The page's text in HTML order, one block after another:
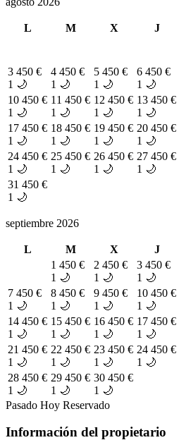
L M X J
3 450 €
1 🌙
4 450 €
1 🌙
5 450 €
1 🌙
6 450 €
1 🌙
10 450 €
1 🌙
11 450 €
1 🌙
12 450 €
1 🌙
13 450 €
1 🌙
17 450 €
1 🌙
18 450 €
1 🌙
19 450 €
1 🌙
20 450 €
1 🌙
24 450 €
1 🌙
25 450 €
1 🌙
26 450 €
1 🌙
27 450 €
1 🌙
31 450 €
1 🌙
septiembre 2026
L M X J
1 450 €
1 🌙
2 450 €
1 🌙
3 450 €
1 🌙
7 450 €
1 🌙
8 450 €
1 🌙
9 450 €
1 🌙
10 450 €
1 🌙
14 450 €
1 🌙
15 450 €
1 🌙
16 450 €
1 🌙
17 450 €
1 🌙
21 450 €
1 🌙
22 450 €
1 🌙
23 450 €
1 🌙
24 450 €
1 🌙
28 450 €
1 🌙
29 450 €
1 🌙
30 450 €
1 🌙
Pasado Hoy Reservado
Información del propietario